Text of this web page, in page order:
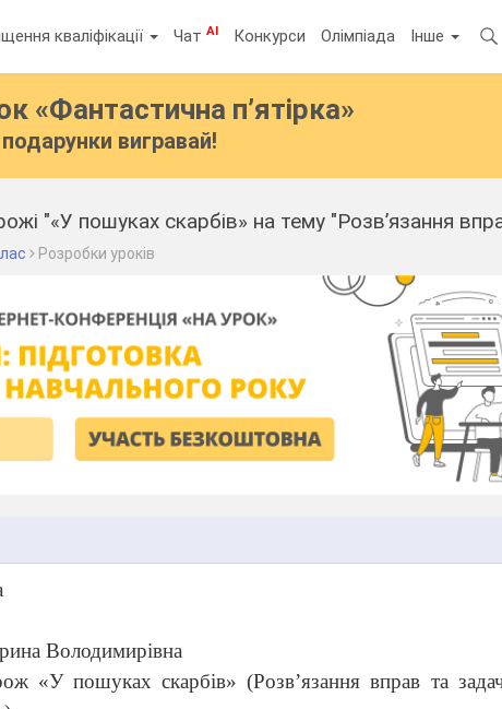
кваліфікації ЧатAI Конкурси Олімпіада Інше
«Фантастична п’ятірка»
вигравай!
Розробки уроків
Володимирівна
«У пошуках скарбів» (Розв’язання вправ та